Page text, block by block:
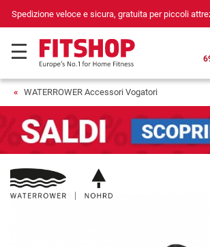
Spedizione veloce e sicura, gratuita per piccoli
WATERROWER Accessori Vogatori